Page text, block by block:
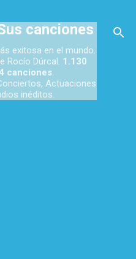
canciones
exitosa en el mundo.
Rocío Dúrcal. 1.130
canciones.
Actuaciones
inéditos.